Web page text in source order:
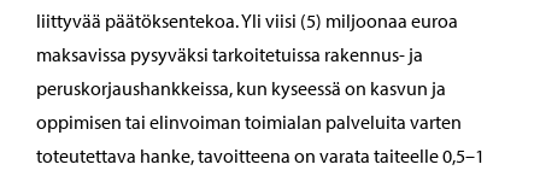
liittyvää päätöksentekoa. Yli viisi (5) miljoonaa euroa
maksavissa pysyväksi tarkoitetuissa rakennus- ja
peruskorjaushankkeissa, kun kyseessä on kasvun ja
oppimisen tai elinvoiman toimialan palveluita varten
toteutettava hanke, tavoitteena on varata taiteelle 0,5–1